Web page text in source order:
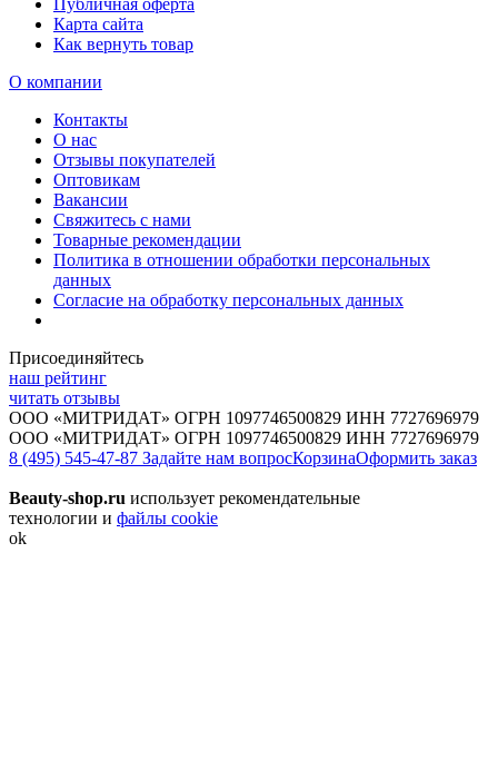
Карта сайта
Как вернуть товар
О компании
Контакты
О нас
Отзывы покупателей
Оптовикам
Вакансии
Свяжитесь с нами
Товарные рекомендации
Политика в отношении обработки персональных
данных
Согласие на обработку персональных данных
Присоединяйтесь
наш рейтинг
читать отзывы
ООО «МИТРИДАТ» ОГРН 1097746500829 ИНН 7727696979
ООО «МИТРИДАТ» ОГРН 1097746500829 ИНН 7727696979
8 (495) 545-47-87 Задайте нам вопросКорзинаОформить заказ
Beauty-shop.ru использует рекомендательные
технологии и файлы cookie
ok